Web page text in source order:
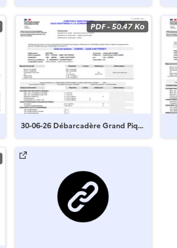
PDF-50.47 Ko
30-06-26 Débarcadère Grand Piqu